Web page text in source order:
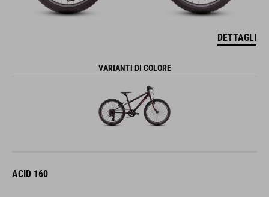
DETTAGLI
VARIANTI DI COLORE
ACID 160